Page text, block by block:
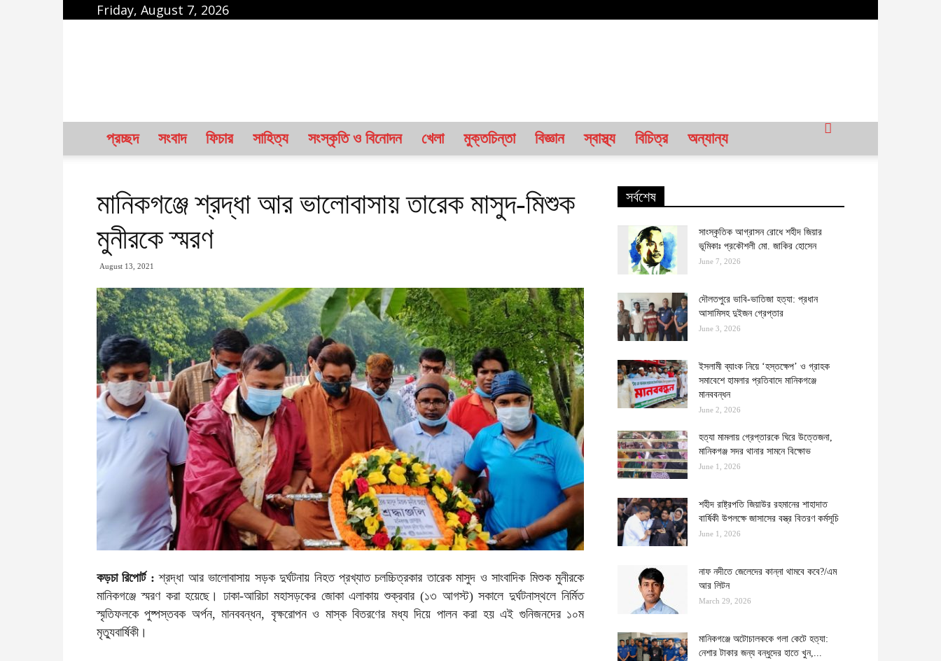
Friday, August 7, 2026
প্রচ্ছদ সংবাদ ফিচার সাহিত্য সংস্কৃতি ও বিনোদন খেলা মুক্তচিন্তা বিজ্ঞান স্বাস্থ্য বিচিত্র অন্যান্য
মানিকগঞ্জে শ্রদ্ধা আর ভালোবাসায় তারেক মাসুদ-মিশুক
মুনীরকে স্মরণ
August 13, 2021
কড়চা রিপোর্ট : শ্রদ্ধা আর ভালোবাসায় সড়ক দুর্ঘটনায় নিহত প্রখ্যাত চলচ্চিত্রকার তারেক মাসুদ ও সাংবাদিক মিশুক মুনীরকে
মানিকগঞ্জে স্মরণ করা হয়েছে। ঢাকা-আরিচা মহাসড়কের জোকা এলাকায় শুক্রবার (১৩ আগস্ট) সকালে দুর্ঘটনাস্থলে নির্মিত
স্মৃতিফলকে পুষ্পস্তবক অর্পন, মানববন্ধন, বৃক্ষরোপন ও মাস্ক বিতরণের মধ্য দিয়ে পালন করা হয় এই গুনিজনদের ১০ম
মৃত্যুবার্ষিকী।
সর্বশেষ
সাংস্কৃতিক আগ্রাসন রোধে শহীদ জিয়ার
ভূমিকাঃ প্রকৌশলী মো. জাকির হোসেন
June 7, 2026
দৌলতপুরে ভাবি-ভাতিজা হত্যা: প্রধান
আসামিসহ দুইজন গ্রেপ্তার
June 3, 2026
ইসলামী ব্যাংক নিয়ে ‘হস্তক্ষেপ’ ও গ্রাহক
সমাবেশে হামলার প্রতিবাদে মানিকগঞ্জে
মানববন্ধন
June 2, 2026
হত্যা মামলায় গ্রেপ্তারকে ঘিরে উত্তেজনা,
মানিকগঞ্জ সদর থানার সামনে বিক্ষোভ
June 1, 2026
শহীদ রাষ্ট্রপতি জিয়াউর রহমানের শাহাদাত
বার্ষিকী উপলক্ষে জাসাসের বস্ত্র বিতরণ কর্মসূচি
June 1, 2026
নাফ নদীতে জেলেদের কান্না থামবে কবে?/এম
আর লিটন
March 29, 2026
মানিকগঞ্জে অটোচালককে গলা কেটে হত্যা:
নেশার টাকার জন্য বন্ধুদের হাতে খুন,...